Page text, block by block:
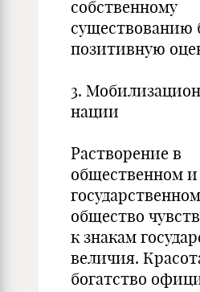
собственному
существованию
позитивную
3.
нации
Растворение в
общественном и
общество
к знакам
величия.
богатство